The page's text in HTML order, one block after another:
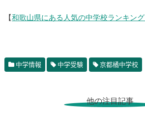
【 和歌山県にある人気の中学校ランキン
中学情報 中学受験 京都橘中学校
他の注目記事